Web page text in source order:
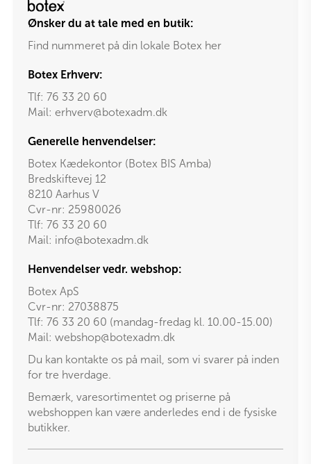
Ønsker du at tale med en butik:
Find nummeret på din lokale Botex her
Botex Erhverv:
Tlf: 76 33 20 60
Mail: erhverv@botexadm.dk
Generelle henvendelser:
Botex Kædekontor (Botex BIS Amba)
Bredskiftevej 12
8210 Aarhus V
Cvr-nr: 25980026
Tlf: 76 33 20 60
Mail: info@botexadm.dk
Henvendelser vedr. webshop:
Botex ApS
Cvr-nr: 27038875
Tlf: 76 33 20 60 (mandag-fredag kl. 10.00-15.00)
Mail: webshop@botexadm.dk
Du kan kontakte os på mail, som vi svarer på inden
for tre hverdage.
Bemærk, varesortimentet og priserne på
webshoppen kan være anderledes end i de fysiske
butikker.